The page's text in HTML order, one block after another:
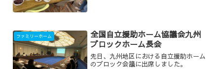
ファミリーホーム
全国自立援助ホーム協議会九州
ブロックホーム長会
先日、九州地区における自立援助ホーム
のブロック会議に出席しました。